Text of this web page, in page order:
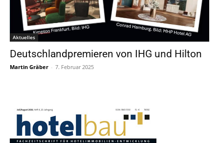
Aktuelles
Deutschlandpremieren von IHG und Hilton
Martin Gräber - 7. Februar 2025